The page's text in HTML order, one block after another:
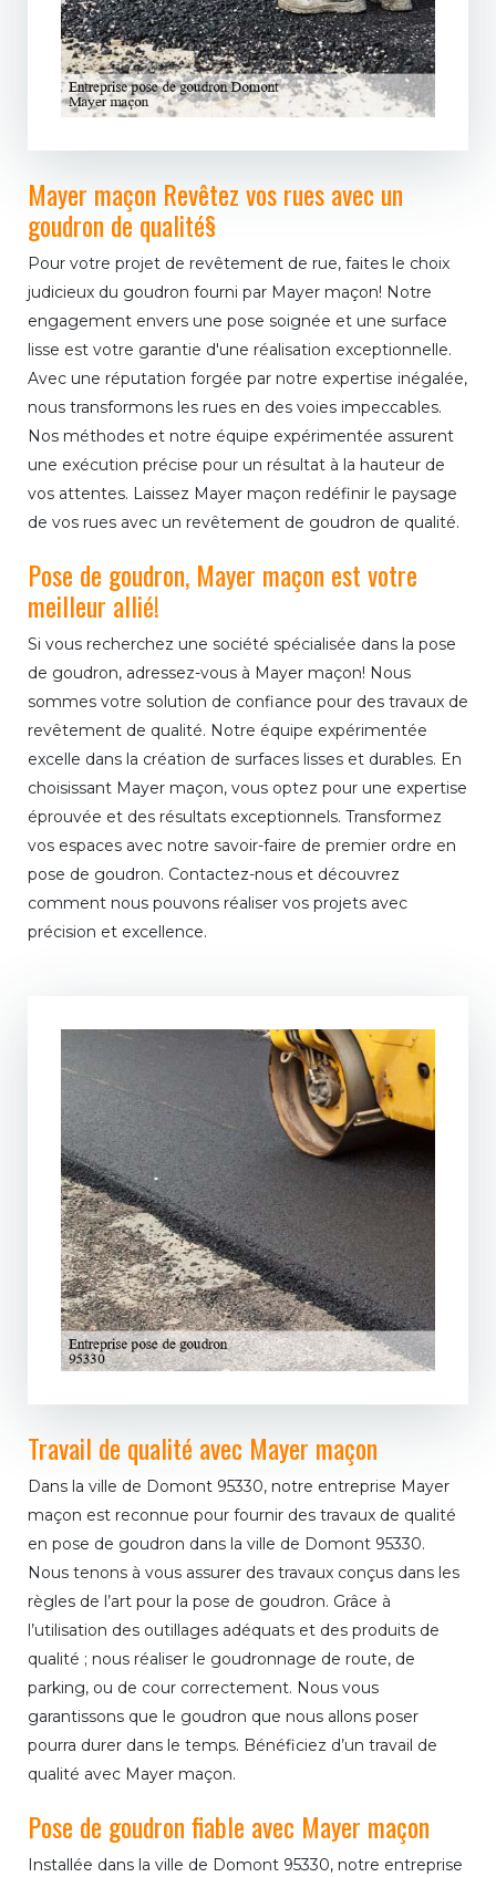
Mayer maçon Revêtez vos rues avec un
goudron de qualité§
Pour votre projet de revêtement de rue, faites le choix
judicieux du goudron fourni par Mayer maçon! Notre
engagement envers une pose soignée et une surface
lisse est votre garantie d'une réalisation exceptionnelle.
Avec une réputation forgée par notre expertise inégalée,
nous transformons les rues en des voies impeccables.
Nos méthodes et notre équipe expérimentée assurent
une exécution précise pour un résultat à la hauteur de
vos attentes. Laissez Mayer maçon redéfinir le paysage
de vos rues avec un revêtement de goudron de qualité.
Pose de goudron, Mayer maçon est votre
meilleur allié!
Si vous recherchez une société spécialisée dans la pose
de goudron, adressez-vous à Mayer maçon! Nous
sommes votre solution de confiance pour des travaux de
revêtement de qualité. Notre équipe expérimentée
excelle dans la création de surfaces lisses et durables. En
choisissant Mayer maçon, vous optez pour une expertise
éprouvée et des résultats exceptionnels. Transformez
vos espaces avec notre savoir-faire de premier ordre en
pose de goudron. Contactez-nous et découvrez
comment nous pouvons réaliser vos projets avec
précision et excellence.
Travail de qualité avec Mayer maçon
Dans la ville de Domont 95330, notre entreprise Mayer
maçon est reconnue pour fournir des travaux de qualité
en pose de goudron dans la ville de Domont 95330.
Nous tenons à vous assurer des travaux conçus dans les
règles de l’art pour la pose de goudron. Grâce à
l’utilisation des outillages adéquats et des produits de
qualité ; nous réaliser le goudronnage de route, de
parking, ou de cour correctement. Nous vous
garantissons que le goudron que nous allons poser
pourra durer dans le temps. Bénéficiez d’un travail de
qualité avec Mayer maçon.
Pose de goudron fiable avec Mayer maçon
Installée dans la ville de Domont 95330, notre entreprise